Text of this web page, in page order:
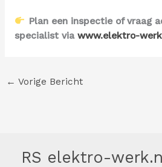
Plan een inspectie of vraag
specialist via www.elektro-
← Vorige Bericht
RS elektro-